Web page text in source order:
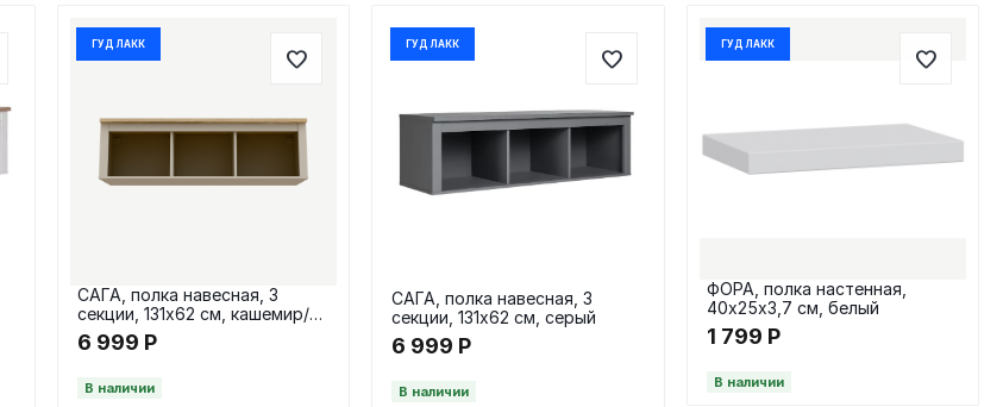
ГУД ЛАКК
САГА, полка навесная, 3
секции, 131х62 см, кашемир/
ясень
6 999 Р
В наличии
ГУД ЛАКК
САГА, полка навесная, 3
секции, 131х62 см, серый
6 999 Р
В наличии
ГУД ЛАКК
ФОРА, полка настенная,
40х25х3,7 см, белый
1 799 Р
В наличии